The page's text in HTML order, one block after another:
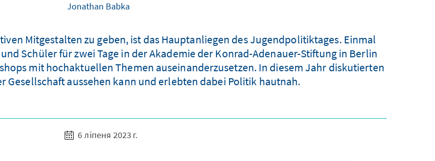
Jonathan Babka
Mitgestalten zu geben, ist das Hauptanliegen des Jugendpolitiktages. Einmal
Schüler für zwei Tage in der Akademie der Konrad-Adenauer-Stiftung in Berlin
mit hochaktuellen Themen auseinanderzusetzen. In diesem Jahr diskutierten
Gesellschaft aussehen kann und erlebten dabei Politik hautnah.
6 ліпеня 2023 г.